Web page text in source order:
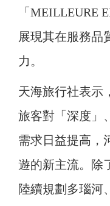
「MEILLEURE
展現其在服務品
力。
天海旅行社表示
旅客對「深度」
需求日益提高，
遊的新主流。除
陸續規劃多瑙河